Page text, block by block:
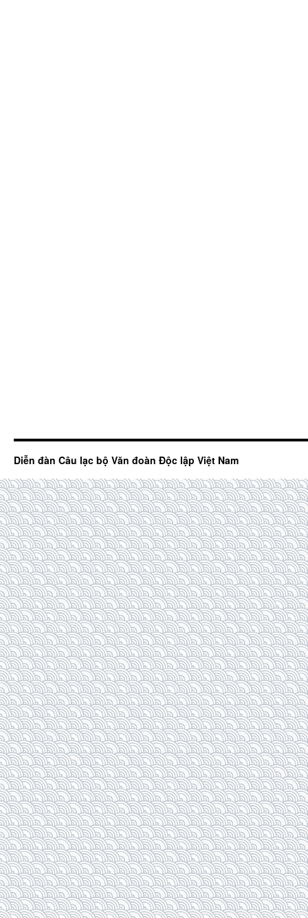
Diễn đàn Câu lạc bộ Văn đoàn Độc lập Việt Nam